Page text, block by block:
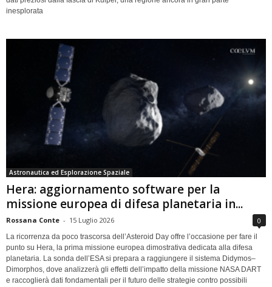
inesplorata
Astronautica ed Esplorazione Spaziale
Hera: aggiornamento software per la
missione europea di difesa planetaria in...
Rossana Conte - 15 Luglio 2026 0
La ricorrenza da poco trascorsa dell’Asteroid Day offre l’occasione per fare il
punto su Hera, la prima missione europea dimostrativa dedicata alla difesa
planetaria. La sonda dell’ESA si prepara a raggiungere il sistema Didymos–
Dimorphos, dove analizzerà gli effetti dell’impatto della missione NASA DART
e raccoglierà dati fondamentali per il futuro delle strategie contro possibili